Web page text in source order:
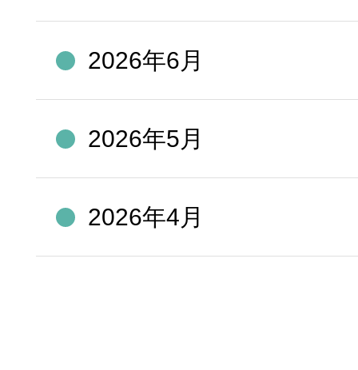
2026年6月
2026年5月
2026年4月